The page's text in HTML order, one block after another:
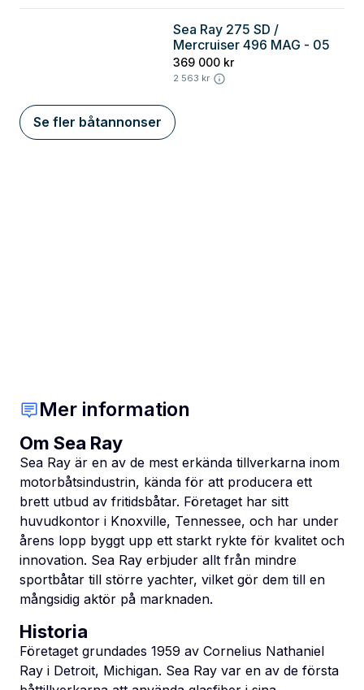
Sea Ray 275 SD /
Mercruiser 496 MAG - 05
369 000 kr
2 563 kr
Se fler båtannonser
Mer information
Om Sea Ray
Sea Ray är en av de mest erkända tillverkarna inom
motorbåtsindustrin, kända för att producera ett
brett utbud av fritidsbåtar. Företaget har sitt
huvudkontor i Knoxville, Tennessee, och har under
årens lopp byggt upp ett starkt rykte för kvalitet och
innovation. Sea Ray erbjuder allt från mindre
sportbåtar till större yachter, vilket gör dem till en
mångsidig aktör på marknaden.
Historia
Företaget grundades 1959 av Cornelius Nathaniel
Ray i Detroit, Michigan. Sea Ray var en av de första